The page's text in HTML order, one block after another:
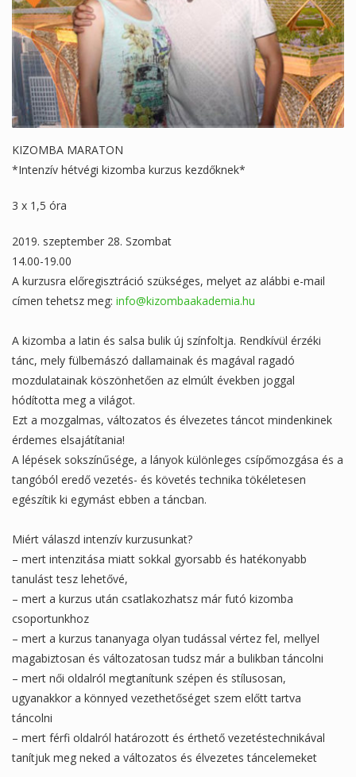
KIZOMBA MARATON
*Intenzív hétvégi kizomba kurzus kezdőknek*
3 x 1,5 óra
2019. szeptember 28. Szombat
14.00-19.00
A kurzusra előregisztráció szükséges, melyet az alábbi e-mail
címen tehetsz meg: info@kizombaakademia.hu
A kizomba a latin és salsa bulik új színfoltja. Rendkívül érzéki
tánc, mely fülbemászó dallamainak és magával ragadó
mozdulatainak köszönhetően az elmúlt években joggal
hódította meg a világot.
Ezt a mozgalmas, változatos és élvezetes táncot mindenkinek
érdemes elsajátítania!
A lépések sokszínűsége, a lányok különleges csípőmozgása és a
tangóból eredő vezetés- és követés technika tökéletesen
egészítik ki egymást ebben a táncban.
Miért válaszd intenzív kurzusunkat?
– mert intenzitása miatt sokkal gyorsabb és hatékonyabb
tanulást tesz lehetővé,
– mert a kurzus után csatlakozhatsz már futó kizomba
csoportunkhoz
– mert a kurzus tananyaga olyan tudással vértez fel, mellyel
magabiztosan és változatosan tudsz már a bulikban táncolni
– mert női oldalról megtanítunk szépen és stílusosan,
ugyanakkor a könnyed vezethetőséget szem előtt tartva
táncolni
– mert férfi oldalról határozott és érthető vezetéstechnikával
tanítjuk meg neked a változatos és élvezetes táncelemeket